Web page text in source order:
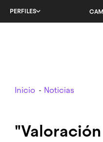
PERFILES
Inicio Noticias